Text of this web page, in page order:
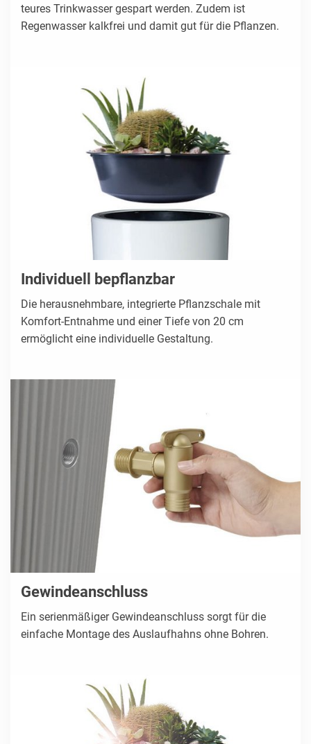
teures Trinkwasser gespart werden. Zudem ist
Regenwasser kalkfrei und damit gut für die Pflanzen.
Individuell bepflanzbar
Die herausnehmbare, integrierte Pflanzschale mit
Komfort-Entnahme und einer Tiefe von 20 cm
ermöglicht eine individuelle Gestaltung.
Gewindeanschluss
Ein serienmäßiger Gewindeanschluss sorgt für die
einfache Montage des Auslaufhahns ohne Bohren.